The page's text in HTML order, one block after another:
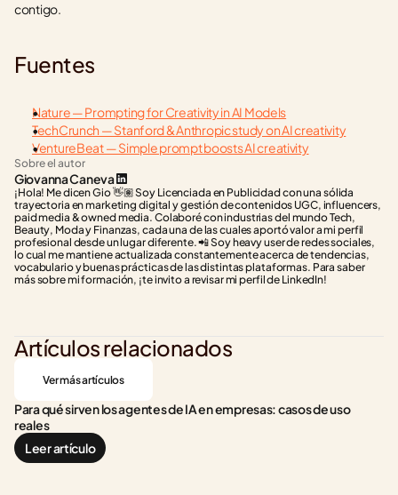
contigo.
Fuentes
Nature — Prompting for Creativity in AI Models
TechCrunch — Stanford & Anthropic study on AI creativity
VentureBeat — Simple prompt boosts AI creativity
Sobre el autor
Giovanna Caneva
¡Hola! Me dicen Gio 👋🏽 Soy Licenciada en Publicidad con una sólida
trayectoria en marketing digital y gestión de contenidos UGC, influencers,
paid media & owned media. Colaboré con industrias del mundo Tech,
Beauty, Moda y Finanzas, cada una de las cuales aportó valor a mi perfil
profesional desde un lugar diferente. 📲 Soy heavy user de redes sociales,
lo cual me mantiene actualizada constantemente acerca de tendencias,
vocabulario y buenas prácticas de las distintas plataformas. Para saber
más sobre mi formación, ¡te invito a revisar mi perfil de LinkedIn!
Artículos relacionados
Ver más artículos
Para qué sirven los agentes de IA en empresas: casos de uso
reales
Leer artículo